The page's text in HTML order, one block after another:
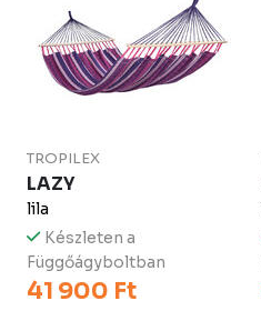
TROPILEX
LAZY
lila
Készleten a
Függőágyboltban
41 900 Ft